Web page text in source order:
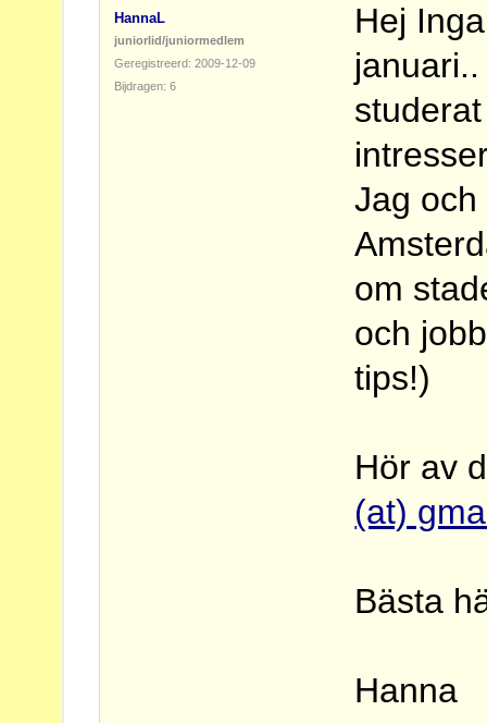
HannaL
juniorlid/juniormedlem
Geregistreerd: 2009-12-09
Bijdragen: 6
Hej
Jag
om
och
tips!)
Hör av
(at)
Bästa
Hanna